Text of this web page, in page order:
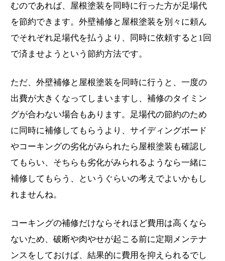
むのであれば、屋根塗装を同時に行った方が足場代
を節約できます。外壁補修と屋根塗装を別々に頼ん
でそれぞれ足場代を払うより、同時に依頼すると1回
で済ませようという節約方法です。
ただ、外壁補修と屋根塗装を同時に行うと、一度の
出費が大きくなってしまいますし、補修のタイミン
グが合わない場合もあります。足場代の節約のため
に同時に補修してもらうより、サイディングボード
やコーキングの劣化がみられたら屋根塗装も確認し
てもらい、そちらも劣化がみられるようなら一緒に
補修してもらう、というぐらいの考えでよいかもし
れませんね。
コーキングの補修だけならそれほど費用は高くなら
ないため、破断や肉やせが起こる前に定期メンテナ
ンスをしておけば、結果的に費用を抑えられるでし